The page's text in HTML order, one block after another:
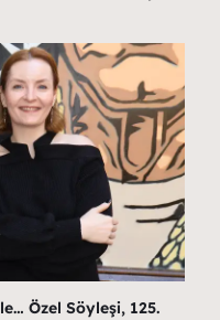
Özel Söyleşi, 125.